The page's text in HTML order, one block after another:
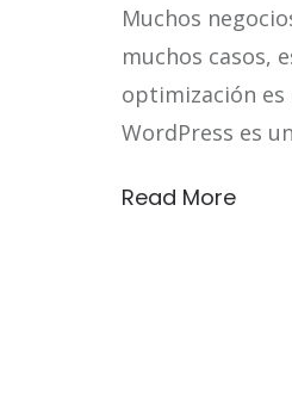
Muchos
muchos casos,
optimización es
WordPress es
Read More